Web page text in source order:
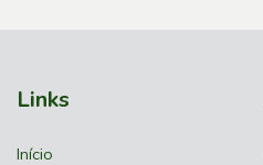
Links
Início